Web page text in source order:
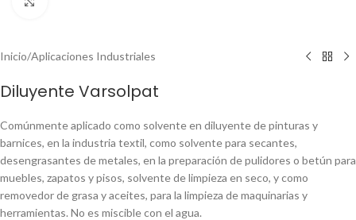
Inicio/Aplicaciones Industriales
Diluyente Varsolpat
Comúnmente aplicado como solvente en diluyente de pinturas y
barnices, en la industria textil, como solvente para secantes,
desengrasantes de metales, en la preparación de pulidores o betún para
muebles, zapatos y pisos, solvente de limpieza en seco, y como
removedor de grasa y aceites, para la limpieza de maquinarias y
herramientas. No es miscible con el agua.